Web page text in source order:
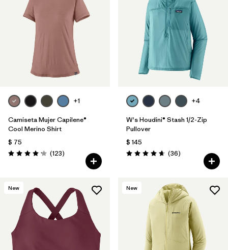
+1
Camiseta Mujer Capilene®
Cool Merino Shirt
$ 75
Valoración: 4.2 / 5
(123Comentarios
)
+4
W's Houdini® Stash 1/2-Zip
Pullover
$ 145
Valoración: 4.7 / 5
(36Comentarios
)
New New